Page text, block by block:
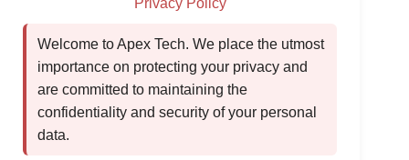
Privacy Policy
Welcome to Apex Tech. We place the utmost
importance on protecting your privacy and
are committed to maintaining the
confidentiality and security of your personal
data.